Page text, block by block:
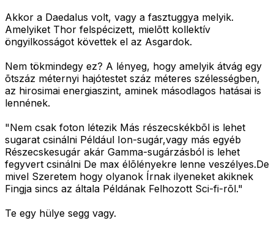
Akkor a Daedalus volt, vagy a fasztuggya melyik.
Amelyiket Thor felspécizett, mielõtt kollektív
öngyilkosságot követtek el az Asgardok.
Nem tökmindegy ez? A lényeg, hogy amelyik átvág egy
õtszáz méternyi hajótestet száz méteres szélességben,
az hirosimai energiaszint, aminek másodlagos hatásai is
lennének.
"Nem csak foton létezik Más részecskékbõl is lehet
sugarat csinálni Például Ion-sugár,vagy más egyéb
Részecskesugár akár Gamma-sugárzásból is lehet
fegyvert csinálni De max élõlényekre lenne veszélyes.De
mivel Szeretem hogy olyanok Írnak ilyeneket akiknek
Fingja sincs az általa Példának Felhozott Sci-fi-rõl."
Te egy hülye segg vagy.